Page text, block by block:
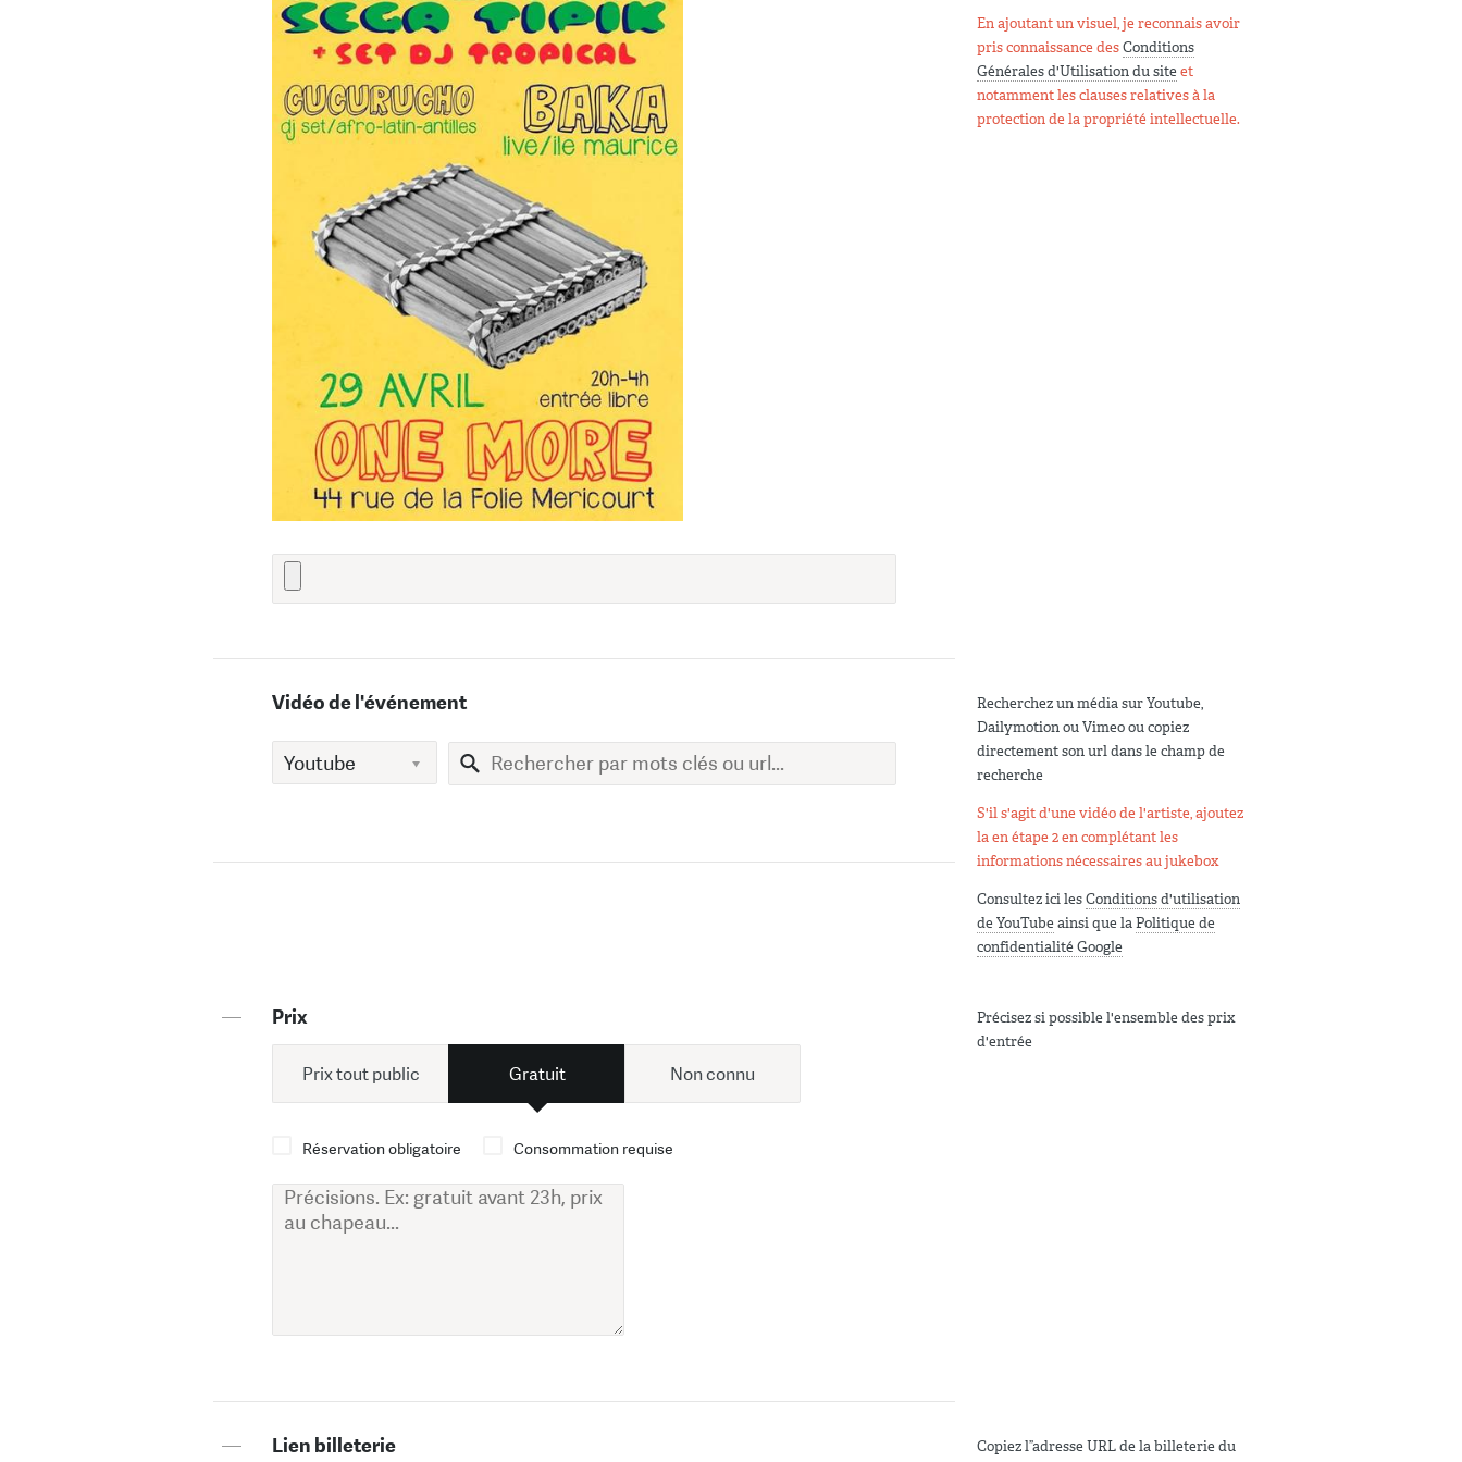
En ajoutant un visuel, je reconnais avoir
pris connaissance desConditions
Générales d'Utilisation du siteet
notamment les clauses relatives à la
protection de la propriété intellectuelle.
Vidéo de l'événement
Recherchez un média sur Youtube,
Dailymotion ou Vimeo ou copiez
directement son url dans le champ de
recherche
S'il s'agit d'une vidéo de l'artiste, ajoutez
la en étape 2 en complétant les
informations nécessaires au jukebox
Consultez ici lesConditions d'utilisation
de YouTubeainsi que laPolitique de
confidentialité Google
— Prix
Prix tout public Gratuit Non connu
Réservation obligatoire Consommation requise
Précisez si possible l'ensemble des prix
d'entrée
— Lien billeterie
Copiez l”adresse URL de la billeterie du